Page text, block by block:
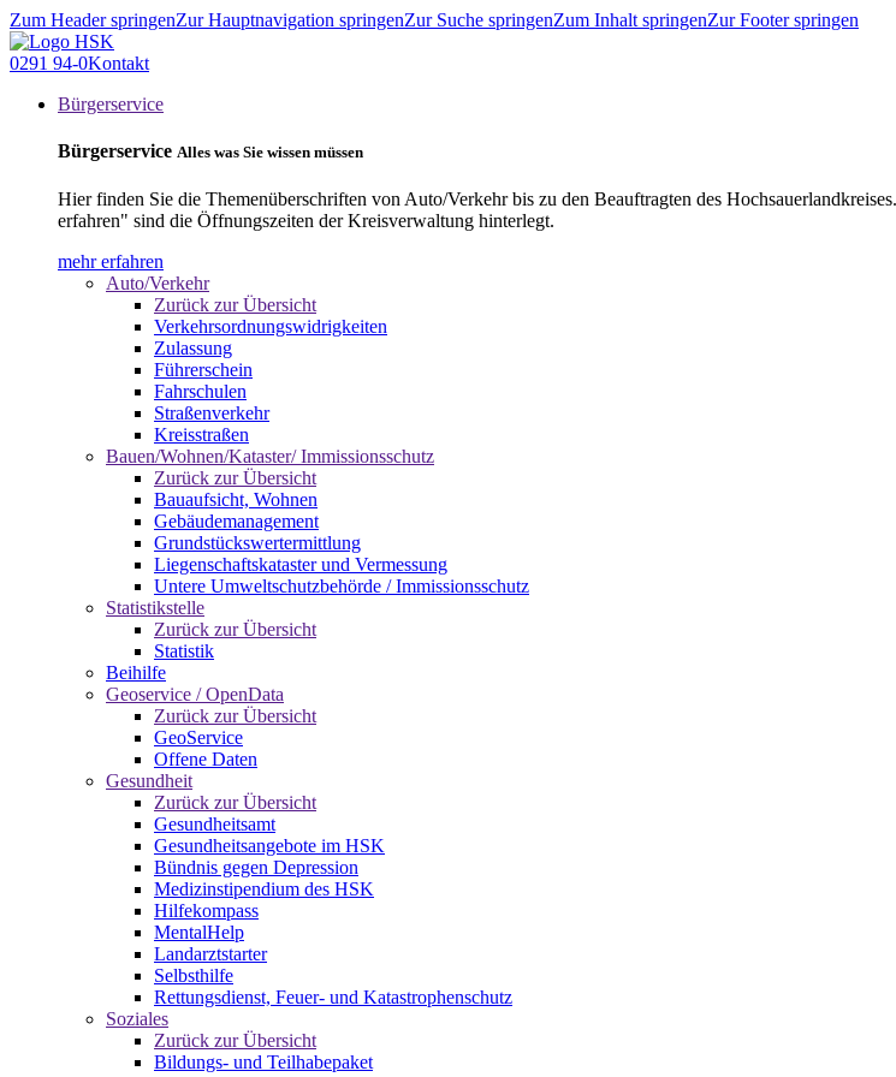
Zum Header springenZur Hauptnavigation springenZur Suche springenZum Inhalt springenZur Footer springen
0291 94-0Kontakt
Bürgerservice
Bürgerservice Alles was Sie wissen müssen
Hier finden Sie die Themenüberschriften von Auto/Verkehr bis zu den Beauftragten des
erfahren" sind die Öffnungszeiten der Kreisverwaltung hinterlegt.
mehr erfahren
Auto/Verkehr
Zurück zur Übersicht
Verkehrsordnungswidrigkeiten
Zulassung
Führerschein
Fahrschulen
Straßenverkehr
Kreisstraßen
Bauen/Wohnen/Kataster/ Immissionsschutz
Zurück zur Übersicht
Bauaufsicht, Wohnen
Gebäudemanagement
Grundstückswertermittlung
Liegenschaftskataster und Vermessung
Untere Umweltschutzbehörde / Immissionsschutz
Statistikstelle
Zurück zur Übersicht
Statistik
Beihilfe
Geoservice / OpenData
Zurück zur Übersicht
GeoService
Offene Daten
Gesundheit
Zurück zur Übersicht
Gesundheitsamt
Gesundheitsangebote im HSK
Bündnis gegen Depression
Medizinstipendium des HSK
Hilfekompass
MentalHelp
Landarztstarter
Selbsthilfe
Rettungsdienst, Feuer- und Katastrophenschutz
Soziales
Zurück zur Übersicht
Bildungs- und Teilhabepaket